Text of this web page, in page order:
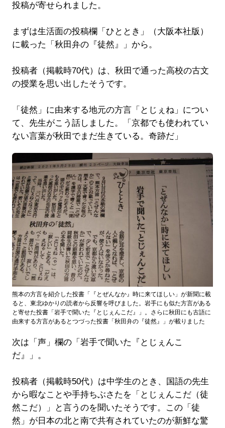
投稿が寄せられました。
まずは生活面の投稿欄「ひととき」（大阪本社版）
に載った「秋田弁の『徒然』」から。
投稿者（掲載時70代）は、秋田で通った高校の古文
の授業を思い出したそうです。
「徒然」に由来する地元の方言「とじぇね」につい
て、先生がこう話しました。「京都でも使われてい
ない言葉が秋田でまだ生きている。奇跡だ」
熊本の方言を紹介した投書「『とぜんなか』時に来てほしい」が新聞に載
ると、東北ゆかりの読者から反響を呼びました。岩手にも似た方言がある
と寄せた投書「岩手で聞いた『とじぇんこだ』」。さらに秋田にも古語に
由来する方言があるとつづった投書「秋田弁の『徒然』」が載りました
次は「声」欄の「岩手で聞いた『とじぇんこ
だ』」。
投稿者（掲載時50代）は中学生のとき、国語の先生
から暇なことや手持ちぶさたを「とじぇんこだ（徒
然こだ）」と言うのを聞いたそうです。この「徒
然」が日本の北と南で共有されていたのが新鮮な驚